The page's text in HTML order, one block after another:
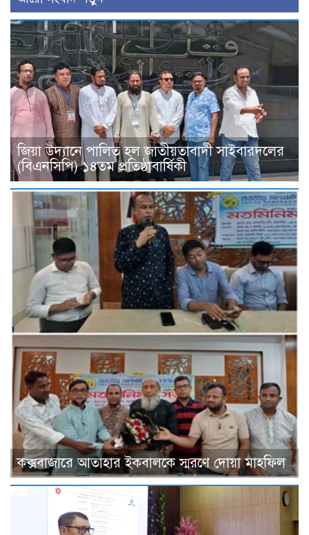
জিয়া উদ্যানে পালিত হল জাতীয়তাবাদী সাইবারদলের
(বিএনসিপি) ১৪তম প্রতিষ্ঠাবার্ষিকী
কক্সবাজারে আতাহার ইকবালকে স্মরণে দোয়া মাহফিল